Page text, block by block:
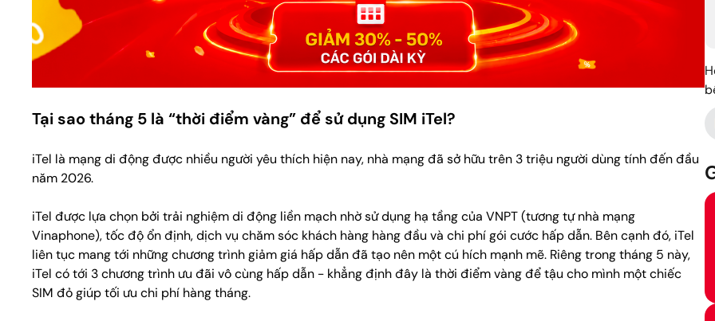
Tại sao tháng 5 là “thời điểm vàng” để sử dụng SIM iTel?
iTel là mạng di động được nhiều người yêu thích hiện nay, nhà mạng đã sở hữu trên 3 triệu người dùng tính đến đầu
năm 2026.
iTel được lựa chọn bởi trải nghiệm di động liền mạch nhờ sử dụng hạ tầng của VNPT (tương tự nhà mạng
Vinaphone), tốc độ ổn định, dịch vụ chăm sóc khách hàng hàng đầu và chi phí gói cước hấp dẫn. Bên cạnh đó, iTel
liên tục mang tới những chương trình giảm giá hấp dẫn đã tạo nên một cú hích mạnh mẽ. Riêng trong tháng 5 này,
iTel có tới 3 chương trình ưu đãi vô cùng hấp dẫn - khẳng định đây là thời điểm vàng để tậu cho mình một chiếc
SIM đỏ giúp tối ưu chi phí hàng tháng.